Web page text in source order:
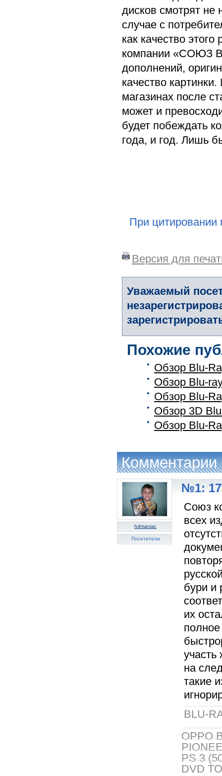
дисков смотрят не
случае с
как качество
компании «СОЮЗ
дополнений,
качество
магазинах после
может и
будет побеждать
года, и год. Лишь
При цитировании
Версия для
Уважаемый
Похожие
Обзор Blu-
Обзор Blu-
Обзор Blu-
Обзор 3D
Обзор Blu-
Комментарии
hdmaniac
Посетители
№1: 17
Союз
всех
бури и
их
полное
на
такие
BLU-
OPPO
PS 3
DVD